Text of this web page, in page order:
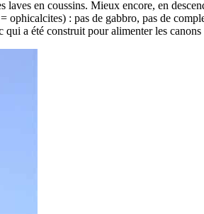
en coussins. Mieux encore, en
ophicalcites) : pas de gabbro, pas de
a été construit pour alimenter les canons